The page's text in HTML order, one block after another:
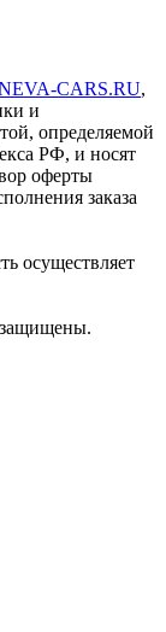
CARS.RU,
и
определяемой
РФ, и носят
оферты
заказа
осуществляет
защищены.